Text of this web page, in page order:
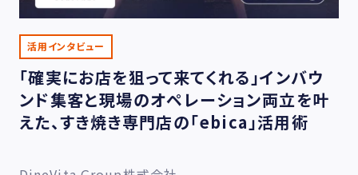
活用インタビュー
「確実にお店を狙って来てくれる」インバウ
ンド集客と現場のオペレーション両立を叶
えた、すき焼き専門店の「ebica」活用術